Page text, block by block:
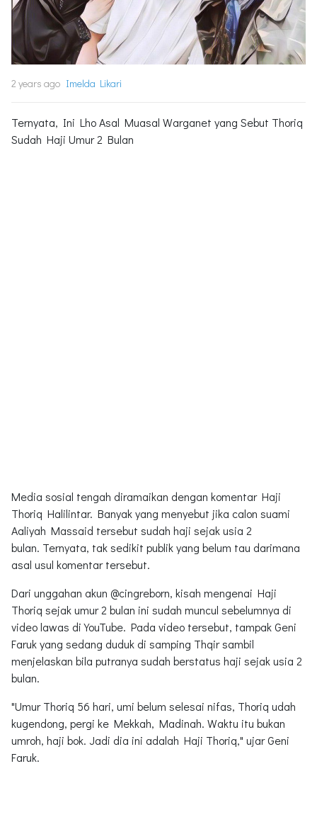
2 years ago Imelda Likari
Ternyata, Ini Lho Asal Muasal Warganet yang Sebut Thoriq
Sudah Haji Umur 2 Bulan
Media sosial tengah diramaikan dengan komentar Haji
Thoriq Halilintar. Banyak yang menyebut jika calon suami
Aaliyah Massaid tersebut sudah haji sejak usia 2
bulan. Ternyata, tak sedikit publik yang belum tau darimana
asal usul komentar tersebut.
Dari unggahan akun @cingreborn, kisah mengenai Haji
Thoriq sejak umur 2 bulan ini sudah muncul sebelumnya di
video lawas di YouTube. Pada video tersebut, tampak Geni
Faruk yang sedang duduk di samping Thqir sambil
menjelaskan bila putranya sudah berstatus haji sejak usia 2
bulan.
"Umur Thoriq 56 hari, umi belum selesai nifas, Thoriq udah
kugendong, pergi ke Mekkah, Madinah. Waktu itu bukan
umroh, haji bok. Jadi dia ini adalah Haji Thoriq," ujar Geni
Faruk.